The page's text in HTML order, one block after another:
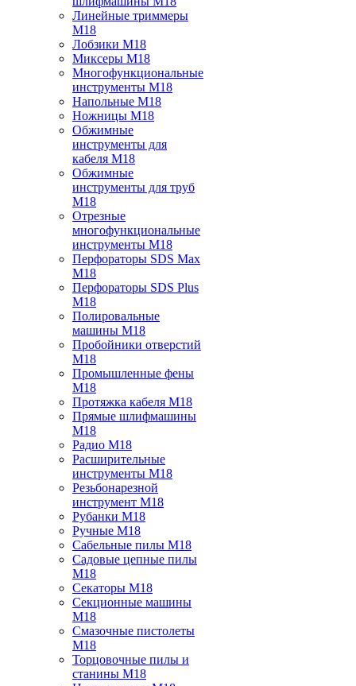
Линейные триммеры
M18
Лобзики M18
Миксеры M18
Многофункциональные
инструменты M18
Напольные M18
Ножницы M18
Обжимные
инструменты для
кабеля M18
Обжимные
инструменты для труб
M18
Отрезные
многофункциональные
инструменты M18
Перфораторы SDS Max
M18
Перфораторы SDS Plus
M18
Полировальные
машины M18
Пробойники отверстий
M18
Промышленные фены
M18
Протяжка кабеля M18
Прямые шлифмашины
M18
Радио M18
Расширительные
инструменты M18
Резьбонарезной
инструмент M18
Рубанки M18
Ручные M18
Сабельные пилы M18
Садовые цепные пилы
M18
Секаторы M18
Секционные машины
M18
Смазочные пистолеты
M18
Торцовочные пилы и
станины M18